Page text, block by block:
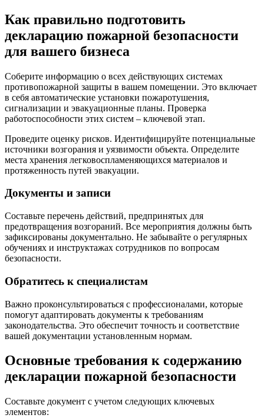
Как правильно подготовить
декларацию пожарной безопасности
для вашего бизнеса
Соберите информацию о всех действующих системах
противопожарной защиты в вашем помещении. Это включает
в себя автоматические установки пожаротушения,
сигнализации и эвакуационные планы. Проверка
работоспособности этих систем – ключевой этап.
Проведите оценку рисков. Идентифицируйте потенциальные
источники возгорания и уязвимости объекта. Определите
места хранения легковоспламеняющихся материалов и
протяженность путей эвакуации.
Документы и записи
Составьте перечень действий, предпринятых для
предотвращения возгораний. Все мероприятия должны быть
зафиксированы документально. Не забывайте о регулярных
обучениях и инструктажах сотрудников по вопросам
безопасности.
Обратитесь к специалистам
Важно проконсультироваться с профессионалами, которые
помогут адаптировать документы к требованиям
законодательства. Это обеспечит точность и соответствие
вашей документации установленным нормам.
Основные требования к содержанию
декларации пожарной безопасности
Составьте документ с учетом следующих ключевых
элементов: